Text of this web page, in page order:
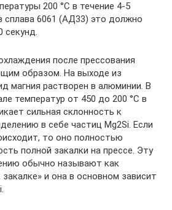
200 °С в течение 4-5
сплава 6061 (АД33) это должно
секунд.
после прессования
образом. На выходе из
магния растворен в алюминии. В
температур от 450 до 200 °С в
сильная склонность к
в себе частиц Mg2Si. Если
то оно полностью
полной закалки на прессе. Эту
обычно называют как
закалке» и она в основном зависит